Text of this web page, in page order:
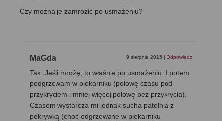
Czy można je zamrozić po usmażeniu?
MaGda 9 sierpnia 2015 | Odpowiedz
Tak. Jeśli mrożę, to właśnie po usmażeniu. I potem
podgrzewam w piekarniku (połowę czasu pod
przykryciem i mniej więcej połowę bez przykrycia).
Czasem wystarcza mi jednak sucha patelnia z
pokrywką (choć odgrzewane w piekarniku